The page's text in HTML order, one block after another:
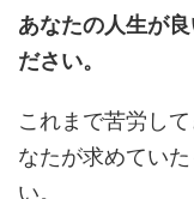
あなたの人生が
ださい。
これまで苦労し
なたが求めてい
い。